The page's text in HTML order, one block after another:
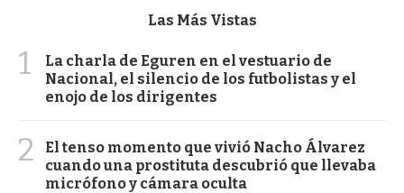
Las Más Vistas
1
La charla de Eguren en el vestuario de
Nacional, el silencio de los futbolistas y el
enojo de los dirigentes
2
El tenso momento que vivió Nacho Álvarez
cuando una prostituta descubrió que llevaba
micrófono y cámara oculta